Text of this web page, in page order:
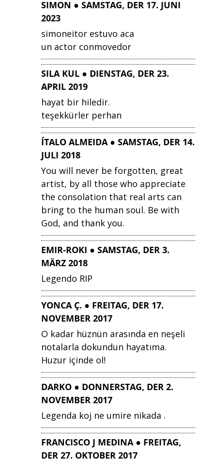
SIMON ● SAMSTAG, DER 17. JUNI
2023
simoneitor estuvo aca
un actor conmovedor
SILA KUL ● DIENSTAG, DER 23.
APRIL 2019
hayat bir hiledir.
teşekkürler perhan
ÍTALO ALMEIDA ● SAMSTAG, DER 14.
JULI 2018
You will never be forgotten, great
artist, by all those who appreciate
the consolation that real arts can
bring to the human soul. Be with
God, and thank you.
EMIR-ROKI ● SAMSTAG, DER 3.
MÄRZ 2018
Legendo RIP
YONCA Ç. ● FREITAG, DER 17.
NOVEMBER 2017
O kadar hüznün arasında en neşeli
notalarla dokundun hayatıma.
Huzur içinde ol!
DARKO ● DONNERSTAG, DER 2.
NOVEMBER 2017
Legenda koj ne umire nikada .
FRANCISCO J MEDINA ● FREITAG,
DER 27. OKTOBER 2017